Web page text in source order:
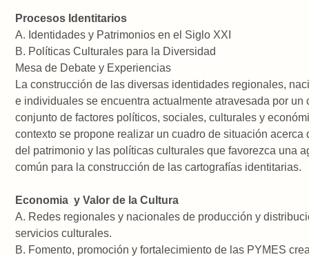
Procesos Identitarios
A. Identidades y Patrimonios en el Siglo XXI
B. Políticas Culturales para la Diversidad
Mesa de Debate y Experiencias
La construcción de las diversas identidades regionales,
e individuales se encuentra actualmente atravesada por un
conjunto de factores políticos, sociales, culturales y
contexto se propone realizar un cuadro de situación acerca
del patrimonio y las políticas culturales que favorezca una
común para la construcción de las cartografías identitarias.
Economia y Valor de la Cultura
A. Redes regionales y nacionales de producción y
servicios culturales.
B. Fomento, promoción y fortalecimiento de las PYMES